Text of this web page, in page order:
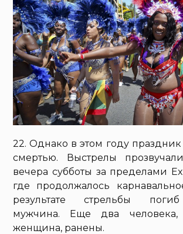
22. Однако в этом году
смертью. Выстрелы
вечера субботы за пределами
где продолжалось
результате стрельбы
мужчина. Еще два
женщина, ранены.